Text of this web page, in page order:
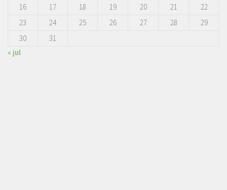
16
17 18 19 20 21
22
23
24 25 26 27 28
29
30
31
« jul